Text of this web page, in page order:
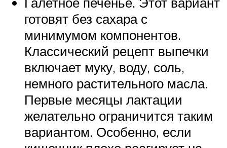
готовят без сахара с
минимумом компонентов.
Классический рецепт выпечки
включает муку, воду, соль,
немного растительного масла.
Первые месяцы лактации
желательно ограничится таким
вариантом. Особенно, если